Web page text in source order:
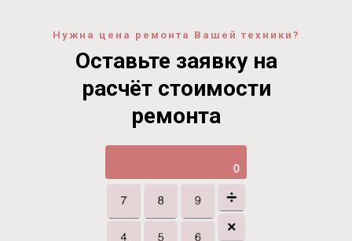
Нужна цена ремонта Вашей техники?
Оставьте заявку на
расчёт стоимости
ремонта